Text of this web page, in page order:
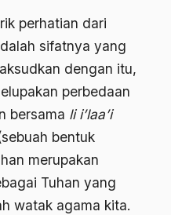
perhatian dari
sifatnya yang
dengan itu,
perbedaan
bersama li i’laa’i
bentuk
merupakan
Tuhan yang
watak agama kita.